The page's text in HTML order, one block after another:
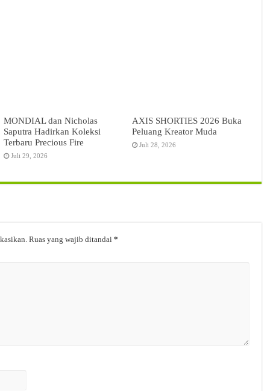
MONDIAL dan Nicholas
Saputra Hadirkan Koleksi
Terbaru Precious Fire
Juli 29, 2026
AXIS SHORTIES 2026 Buka
Peluang Kreator Muda
Juli 28, 2026
Ruas yang wajib ditandai *